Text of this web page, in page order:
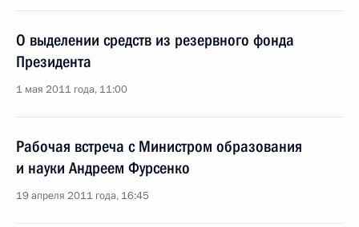
О выделении средств из резервного фонда
Президента
1 мая 2011 года, 11:00
Рабочая встреча с Министром образования
и науки Андреем Фурсенко
19 апреля 2011 года, 16:45